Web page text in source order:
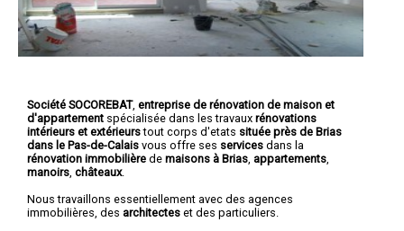
Société SOCOREBAT, entreprise de rénovation de maison et
d'appartement spécialisée dans les travaux rénovations
intérieurs et extérieurstout corps d'etats située près de Brias
dans le Pas-de-Calais vous offre ses services dans la
rénovation immobilière de maisons à Brias appartements
manoirs châteaux.
Nous travaillons essentiellement avec des agences
immobilières, des architectes et des particuliers.